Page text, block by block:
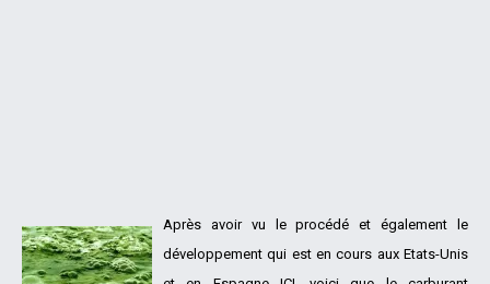
Après avoir vu le procédé et également le
développement qui est en cours aux Etats-Unis